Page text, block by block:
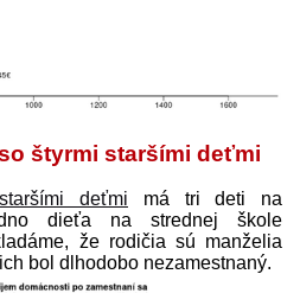
štyrmi staršími deťmi
deťmi má tri deti na
dieťa na strednej škole
že rodičia sú manželia
bol dlhodobo nezamestnaný.